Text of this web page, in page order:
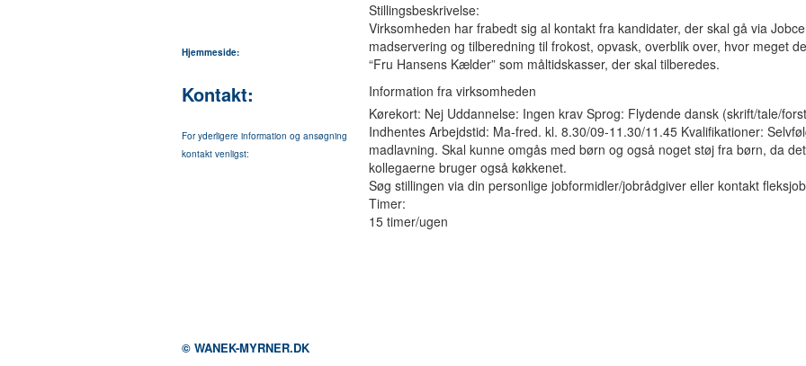
Hjemmeside:
Kontakt:
For yderligere information og ansøgning
kontakt venligst:
Stillingsbeskrivelse:
Virksomheden har frabedt sig al kontakt fra kandidater, der skal gå via
madservering og tilberedning til frokost, opvask, overblik over, hvor meget
“Fru Hansens Kælder” som måltidskasser, der skal tilberedes.
Information fra virksomheden
Kørekort: Nej Uddannelse: Ingen krav Sprog: Flydende dansk (skrift/tale/
Indhentes Arbejdstid: Ma-fred. kl. 8.30/09-11.30/11.45 Kvalifikationer:
madlavning. Skal kunne omgås med børn og også noget støj fra børn, da
kollegaerne bruger også køkkenet.
Søg stillingen via din personlige jobformidler/jobrådgiver eller kontakt
Timer:
15 timer/ugen
© WANEK-MYRNER.DK